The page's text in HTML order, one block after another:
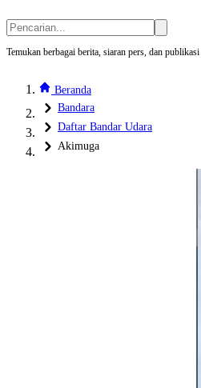
Temukan berbagai berita, siaran pers, dan
Beranda
Bandara
Daftar Bandar Udara
Akimuga